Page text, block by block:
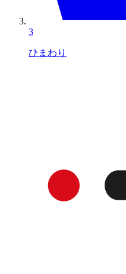
3
ひまわり